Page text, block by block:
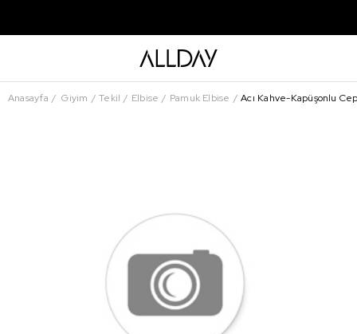
Anasayfa Giyim Tekil Elbise Pamuk Elbise Acı Kahve-Kapüşonlu